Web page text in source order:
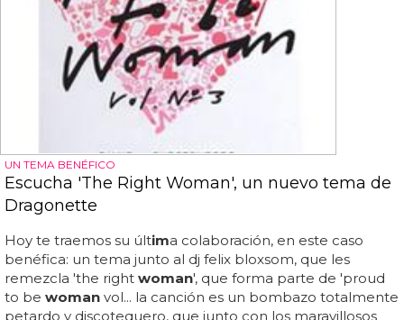
UN TEMA BENÉFICO
Escucha 'The Right Woman', un nuevo tema de
Dragonette
Hoy te traemos su última colaboración, en este caso
benéfica: un tema junto al dj felix bloxsom, que les
remezcla 'the right woman', que forma parte de 'proud
to be woman vol... la canción es un bombazo totalmente
petardo y discotequero, que junto con los maravillosos